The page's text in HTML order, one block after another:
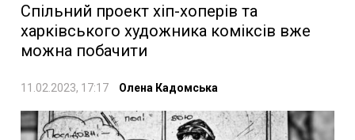
Спільний проект хіп-хоперів та
харківського художника коміксів вже
можна побачити
11.02.2023, 17:17 Олена Кадомська